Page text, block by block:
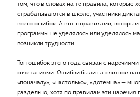
том, что в словах на те правила, которые
отрабатываются в школе, участники
всего ошибок. А вот с правилами,
программы не уделялось или уделялось
возникли трудности.
Топ ошибок этого года связан с
сочетаниями. Ошибки были на слитное
«поначалу», «настолько», «дотемна» —
раздельно, хотя по правилам эти наречия